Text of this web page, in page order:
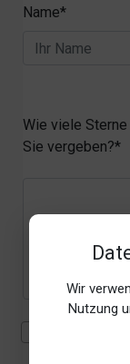
Wir
Nutzung
Name*
Wie viele
Sie vergeben?*
Mit der